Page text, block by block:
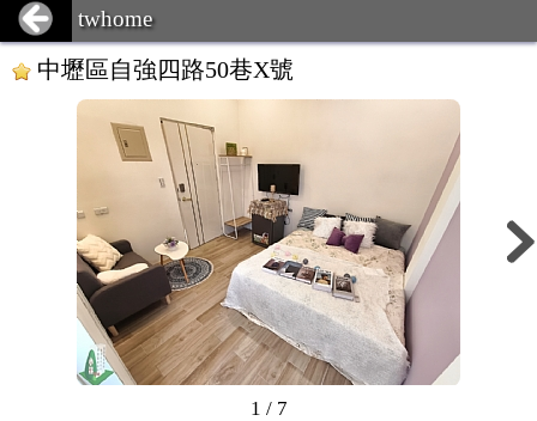
twhome
中壢區自強四路50巷X號
1 / 7